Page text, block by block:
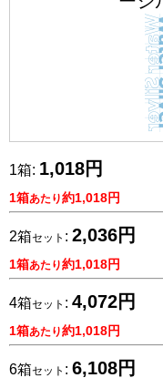
1箱: 1,018円
1箱あたり約1,018円
2箱セット : 2,036円
1箱あたり約1,018円
4箱セット : 4,072円
1箱あたり約1,018円
6箱セット : 6,108円